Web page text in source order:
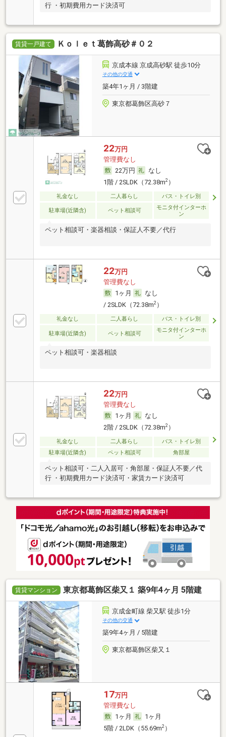
行 ・初期費用カード決済可
賃貸一戸建て Ｋｏｌｅｔ葛飾高砂＃０２
京成本線 京成高砂駅 徒歩10分
その他の交通
築4年1ヶ月 / 3階建
東京都葛飾区高砂７
22万円
管理費なし
22万円
なし
1階 / 2SLDK（72.38m2）
礼金なし 二人暮らし バス・トイレ別
駐車場(近隣含) ペット相談可
モニタ付インターホ
ン
ペット相談可・楽器相談・保証人不要／代行
22万円
管理費なし
1ヶ月
なし
/ 2SLDK（72.38m2）
礼金なし 二人暮らし バス・トイレ別
駐車場(近隣含) ペット相談可
モニタ付インターホ
ン
ペット相談可・楽器相談
22万円
管理費なし
1ヶ月
なし
2階 / 2SLDK（72.38m2）
礼金なし 二人暮らし
バス・トイレ別
駐車場(近隣含)
ペット相談可 角部屋
ペット相談可・二人入居可・角部屋・保証人不要／代
行 ・初期費用カード決済可・家賃カード決済可
賃貸マンション 東京都葛飾区柴又１ 築9年4ヶ月 5階建
京成金町線 柴又駅 徒歩1分
その他の交通
築9年4ヶ月 / 5階建
東京都葛飾区柴又１
17万円
管理費なし
1ヶ月
1ヶ月
5階 / 2LDK（55.69m2）